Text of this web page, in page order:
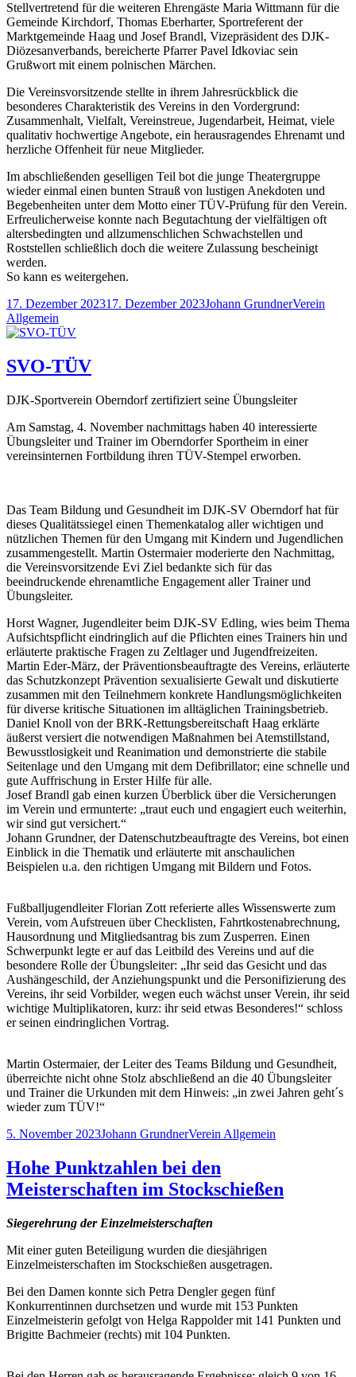
Stellvertretend für die weiteren Ehrengäste Maria Wittmann für die
Gemeinde Kirchdorf, Thomas Eberharter, Sportreferent der
Marktgemeinde Haag und Josef Brandl, Vizepräsident des DJK-
Diözesanverbands, bereicherte Pfarrer Pavel Idkoviac sein
Grußwort mit einem polnischen Märchen.
Die Vereinsvorsitzende stellte in ihrem Jahresrückblick die
besonderes Charakteristik des Vereins in den Vordergrund:
Zusammenhalt, Vielfalt, Vereinstreue, Jugendarbeit, Heimat, viele
qualitativ hochwertige Angebote, ein herausragendes Ehrenamt und
herzliche Offenheit für neue Mitglieder.
Im abschließenden geselligen Teil bot die junge Theatergruppe
wieder einmal einen bunten Strauß von lustigen Anekdoten und
Begebenheiten unter dem Motto einer TÜV-Prüfung für den Verein.
Erfreulicherweise konnte nach Begutachtung der vielfältigen oft
altersbedingten und allzumenschlichen Schwachstellen und
Roststellen schließlich doch die weitere Zulassung bescheinigt
werden.
So kann es weitergehen.
Veröffentlicht
am
17. Dezember 202317. Dezember 2023Autor
Johann GrundnerKategorien
Verein
Allgemein
SVO-TÜV
DJK-Sportverein Oberndorf zertifiziert seine Übungsleiter
Am Samstag, 4. November nachmittags haben 40 interessierte
Übungsleiter und Trainer im Oberndorfer Sportheim in einer
vereinsinternen Fortbildung ihren TÜV-Stempel erworben.
Das Team Bildung und Gesundheit im DJK-SV Oberndorf hat für
dieses Qualitätssiegel einen Themenkatalog aller wichtigen und
nützlichen Themen für den Umgang mit Kindern und Jugendlichen
zusammengestellt. Martin Ostermaier moderierte den Nachmittag,
die Vereinsvorsitzende Evi Ziel bedankte sich für das
beeindruckende ehrenamtliche Engagement aller Trainer und
Übungsleiter.
Horst Wagner, Jugendleiter beim DJK-SV Edling, wies beim Thema
Aufsichtspflicht eindringlich auf die Pflichten eines Trainers hin und
erläuterte praktische Fragen zu Zeltlager und Jugendfreizeiten.
Martin Eder-März, der Präventionsbeauftragte des Vereins, erläuterte
das Schutzkonzept Prävention sexualisierte Gewalt und diskutierte
zusammen mit den Teilnehmern konkrete Handlungsmöglichkeiten
für diverse kritische Situationen im alltäglichen Trainingsbetrieb.
Daniel Knoll von der BRK-Rettungsbereitschaft Haag erklärte
äußerst versiert die notwendigen Maßnahmen bei Atemstillstand,
Bewusstlosigkeit und Reanimation und demonstrierte die stabile
Seitenlage und den Umgang mit dem Defibrillator; eine schnelle und
gute Auffrischung in Erster Hilfe für alle.
Josef Brandl gab einen kurzen Überblick über die Versicherungen
im Verein und ermunterte: „traut euch und engagiert euch weiterhin,
wir sind gut versichert.“
Johann Grundner, der Datenschutzbeauftragte des Vereins, bot einen
Einblick in die Thematik und erläuterte mit anschaulichen
Beispielen u.a. den richtigen Umgang mit Bildern und Fotos.
Fußballjugendleiter Florian Zott referierte alles Wissenswerte zum
Verein, vom Aufstreuen über Checklisten, Fahrtkostenabrechnung,
Hausordnung und Mitgliedsantrag bis zum Zusperren. Einen
Schwerpunkt legte er auf das Leitbild des Vereins und auf die
besondere Rolle der Übungsleiter: „Ihr seid das Gesicht und das
Aushängeschild, der Anziehungspunkt und die Personifizierung des
Vereins, ihr seid Vorbilder, wegen euch wächst unser Verein, ihr seid
wichtige Multiplikatoren, kurz: ihr seid etwas Besonderes!“ schloss
er seinen eindringlichen Vortrag.
Martin Ostermaier, der Leiter des Teams Bildung und Gesundheit,
überreichte nicht ohne Stolz abschließend an die 40 Übungsleiter
und Trainer die Urkunden mit dem Hinweis: „in zwei Jahren geht´s
wieder zum TÜV!“
Veröffentlicht
5. November 2023Autor
Johann GrundnerKategorien
Verein Allgemein
Hohe Punktzahlen bei den
Meisterschaften im Stockschießen
Siegerehrung der Einzelmeisterschaften
Mit einer guten Beteiligung wurden die diesjährigen
Einzelmeisterschaften im Stockschießen ausgetragen.
Bei den Damen konnte sich Petra Dengler gegen fünf
Konkurrentinnen durchsetzen und wurde mit 153 Punkten
Einzelmeisterin gefolgt von Helga Rappolder mit 141 Punkten und
Brigitte Bachmeier (rechts) mit 104 Punkten.